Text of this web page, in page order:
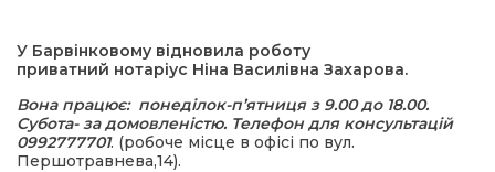
У Барвінковому відновила роботу
приватний нотаріус Ніна Василівна Захарова.
Вона працює: понеділок-п’ятниця з 9.00 до 18.00.
Субота- за домовленістю. Телефон для консультацій
0992777701. (робоче місце в офісі по вул.
Першотравнева,14).